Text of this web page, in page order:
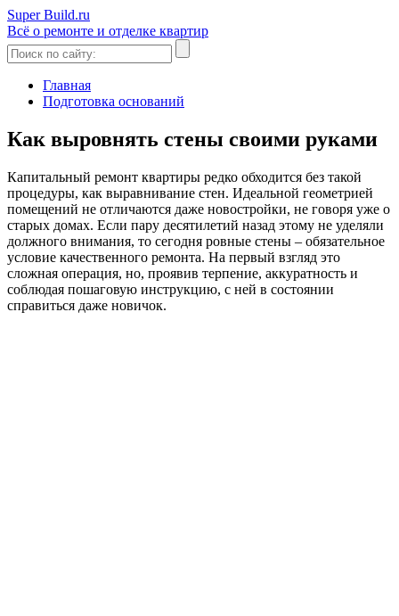
Super Build.ru
Всё о ремонте и отделке квартир
Главная
Подготовка оснований
Как выровнять стены своими руками
Капитальный ремонт квартиры редко обходится без такой
процедуры, как выравнивание стен. Идеальной геометрией
помещений не отличаются даже новостройки, не говоря уже о
старых домах. Если пару десятилетий назад этому не уделяли
должного внимания, то сегодня ровные стены – обязательное
условие качественного ремонта. На первый взгляд это
сложная операция, но, проявив терпение, аккуратность и
соблюдая пошаговую инструкцию, с ней в состоянии
справиться даже новичок.